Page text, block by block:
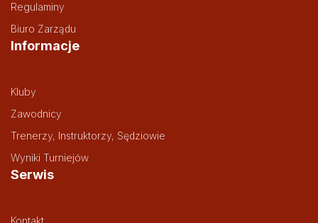
Regulaminy
Biuro Zarządu
Informacje
Kluby
Zawodnicy
Trenerzy, Instruktorzy, Sędziowie
Wyniki Turniejów
Serwis